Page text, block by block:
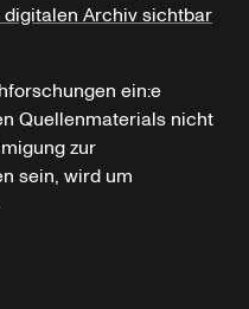
Archiv sichtbar
ein:e
Quellenmaterials nicht
zur
sein, wird um